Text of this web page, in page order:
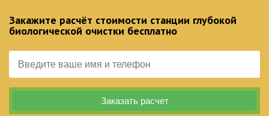
Закажите расчёт стоимости станции глубокой
биологической очистки бесплатно